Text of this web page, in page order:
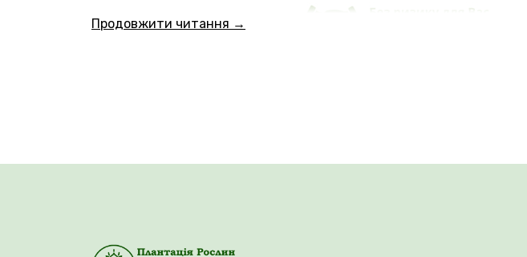
🌱 Кущ розлогий, висотою 50 см, в ширину може досягати 80 см.
Продовжити читання →